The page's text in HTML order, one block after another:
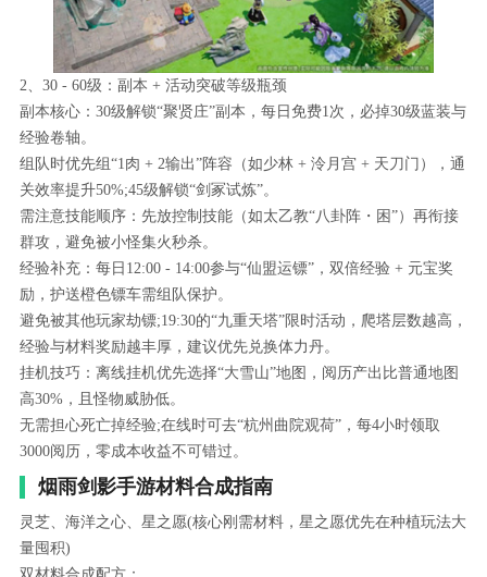
2、30 - 60级：副本 + 活动突破等级瓶颈
副本核心：30级解锁“聚贤庄”副本，每日免费1次，必掉30级蓝装与
经验卷轴。
组队时优先组“1肉 + 2输出”阵容（如少林 + 泠月宫 + 天刀门），通
关效率提升50%;45级解锁“剑冢试炼”。
需注意技能顺序：先放控制技能（如太乙教“八卦阵・困”）再衔接
群攻，避免被小怪集火秒杀。
经验补充：每日12:00 - 14:00参与“仙盟运镖”，双倍经验 + 元宝奖
励，护送橙色镖车需组队保护。
避免被其他玩家劫镖;19:30的“九重天塔”限时活动，爬塔层数越高，
经验与材料奖励越丰厚，建议优先兑换体力丹。
挂机技巧：离线挂机优先选择“大雪山”地图，阅历产出比普通地图
高30%，且怪物威胁低。
无需担心死亡掉经验;在线时可去“杭州曲院观荷”，每4小时领取
3000阅历，零成本收益不可错过。
烟雨剑影手游材料合成指南
灵芝、海洋之心、星之愿(核心刚需材料，星之愿优先在种植玩法大
量囤积)